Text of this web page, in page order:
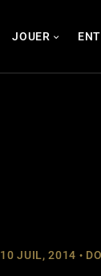
JOUER
10 JUIL, 2014